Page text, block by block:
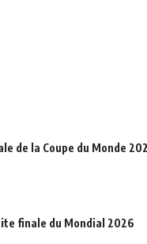
de la Coupe du Monde
finale du Mondial 2026